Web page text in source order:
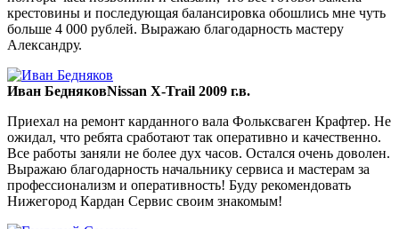
крестовины и последующая балансировка обошлись мне чуть
больше 4 000 рублей. Выражаю благодарность мастеру
Александру.
Иван БедняковNissan X-Trail 2009 г.в.
Приехал на ремонт карданного вала Фольксваген Крафтер. Не
ожидал, что ребята сработают так оперативно и качественно.
Все работы заняли не более дух часов. Остался очень доволен.
Выражаю благодарность начальнику сервиса и мастерам за
профессионализм и оперативность! Буду рекомендовать
Нижегород Кардан Сервис своим знакомым!